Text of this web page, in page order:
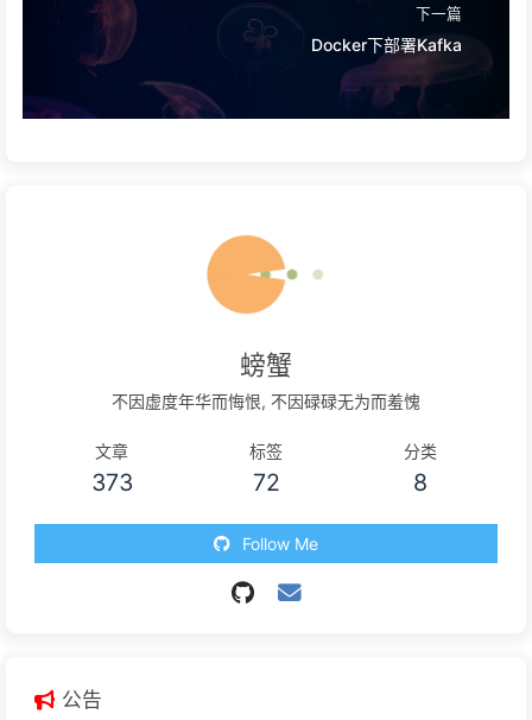
下一篇
Docker下部署Kafka
螃蟹
不因虚度年华而悔恨, 不因碌碌无为而羞愧
文章
373
标签
72
分类
8
Follow Me
公告